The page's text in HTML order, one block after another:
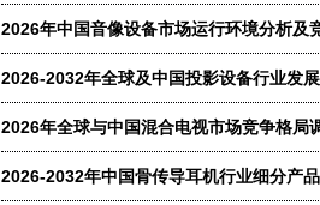
2026-2032年全球及中国投影设备行业发